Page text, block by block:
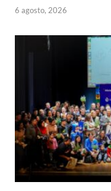
6 agosto, 2026